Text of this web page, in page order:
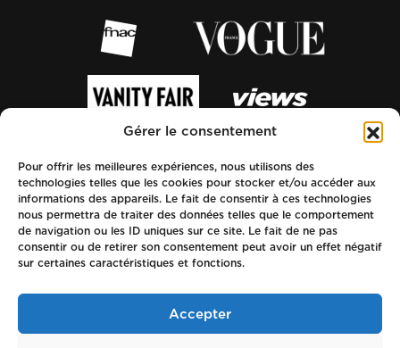
Gérer le consentement
Pour offrir les meilleures expériences, nous utilisons des
technologies telles que les cookies pour stocker et/ou accéder aux
informations des appareils. Le fait de consentir à ces technologies
nous permettra de traiter des données telles que le comportement
de navigation ou les ID uniques sur ce site. Le fait de ne pas
consentir ou de retirer son consentement peut avoir un effet négatif
sur certaines caractéristiques et fonctions.
Accepter